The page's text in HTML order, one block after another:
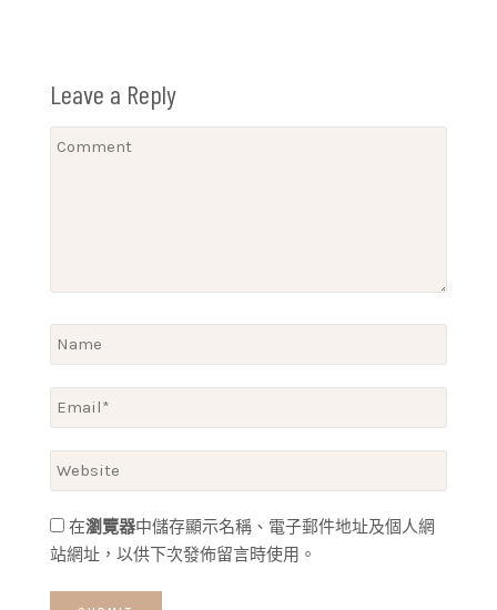
Leave a Reply
在瀏覽器中儲存顯示名稱、電子郵件地址及個人網
站網址，以供下次發佈留言時使用。